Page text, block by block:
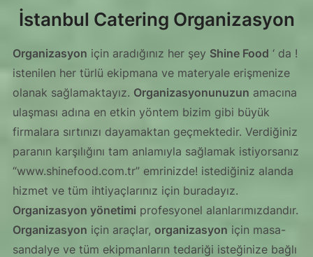
İstanbul Catering Organizasyon
Organizasyon için aradığınız her şey Shine Food ‘ da !
istenilen her türlü ekipmana ve materyale erişmenize
olanak sağlamaktayız. Organizasyonunuzun amacına
ulaşması adına en etkin yöntem bizim gibi büyük
firmalara sırtınızı dayamaktan geçmektedir. Verdiğiniz
paranın karşılığını tam anlamıyla sağlamak istiyorsanız
“www.shinefood.com.tr” emrinizde! istediğiniz alanda
hizmet ve tüm ihtiyaçlarınız için buradayız.
Organizasyon yönetimi profesyonel alanlarımızdandır.
Organizasyon için araçlar, organizasyon için masa-
sandalye ve tüm ekipmanların tedariği isteğinize bağlı